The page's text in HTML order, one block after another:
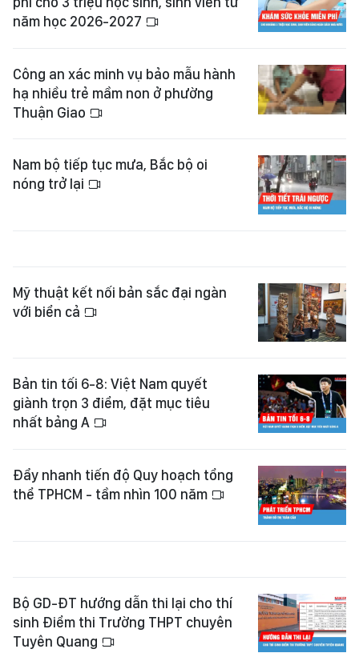
năm học 2026-2027
Công an xác minh vụ bảo mẫu hành
hạ nhiều trẻ mầm non ở phường
Thuận Giao
Nam bộ tiếp tục mưa, Bắc bộ oi
nóng trở lại
Mỹ thuật kết nối bản sắc đại ngàn
với biển cả
Bản tin tối 6-8: Việt Nam quyết
giành trọn 3 điểm, đặt mục tiêu
nhất bảng A
Đẩy nhanh tiến độ Quy hoạch tổng
thể TPHCM - tầm nhìn 100 năm
Bộ GD-ĐT hướng dẫn thi lại cho thí
sinh Điểm thi Trường THPT chuyên
Tuyên Quang